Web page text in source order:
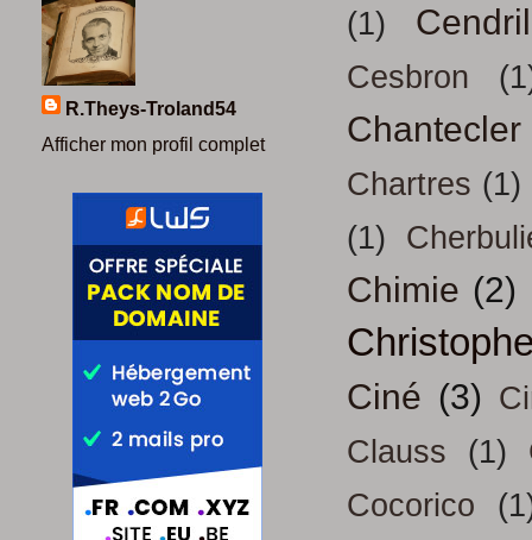
(1)
Cesbron
Chantecler
Chartres (1)
(1)
Chimie (2)
Ciné (3)
Clauss
(1)
Cocorico
R.Theys-Troland54
Afficher mon profil complet